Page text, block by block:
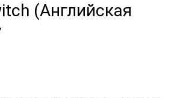
(Английская